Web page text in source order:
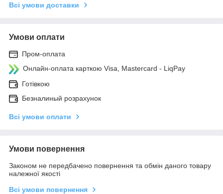
Всі умови доставки
Умови оплати
Пром-оплата
Онлайн-оплата карткою Visa, Mastercard - LiqPay
Готівкою
Безналиный розрахунок
Всі умови оплати
Умови повернення
Законом не передбачено повернення та обмін даного товару
належної якості
Всі умови повернення